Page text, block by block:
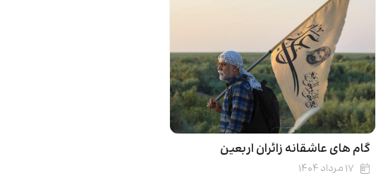
گام های عاشقانه زائران اربعین
۱۷ مرداد ۱۴۰۴